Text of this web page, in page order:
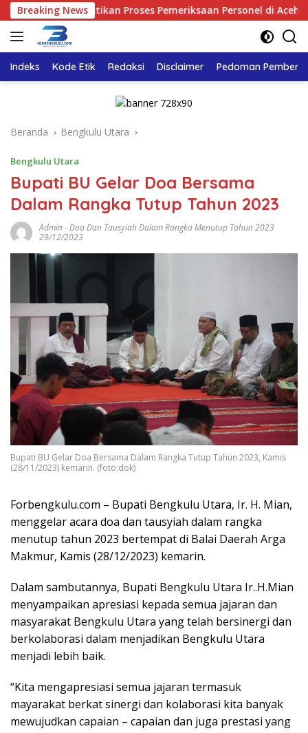
Langsung
ke
konten
Breaking News
Pastikan Proses Pemeriksaan Personel di Aceh
Indeks Kode Etik Redaksi Disclaimer Pedoman
Beranda Bengkulu Utara
Bengkulu Utara
Bupati BU Gelar Doa Bersama
Dalam Rangka Tutup Tahun 2023
Admin-Doa Dan Tausyiah Dalam Rangka Menutup Tahun 2023
29/12/2023
Bupati BU Gelar Doa Bersama Dalam Rangka Tutup Tahun 2023, Kamis
(28/11/2023) kemarin. (foto:dok)
Forbengkulu.com – Bupati Bengkulu Utara, Ir. H. Mian,
menggelar acara doa dan tausyiah dalam rangka
menutup tahun 2023 bertempat di Balai Daerah Arga
Makmur, Kamis (28/12/2023) kemarin.
Dalam sambutannya, Bupati Bengkulu Utara Ir..H.Mian
menyampaikan apresiasi kepada semua jajaran dan
masyarakat Bengkulu Utara yang telah bersinergi dan
berkolaborasi dalam menjadikan Bengkulu Utara
menjadi lebih baik.
“Kita mengapresiasi semua jajaran termasuk
mayarakat berkat sinergi dan kolaborasi kita banyak
mewujudkan capaian – capaian dan juga prestasi yang